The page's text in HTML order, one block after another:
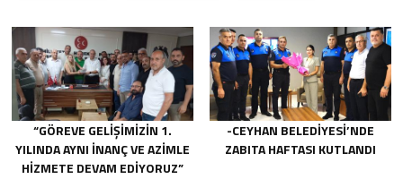
“GÖREVE GELIŞIMIZIN 1.
YILINDA AYNI INANÇ VE AZIMLE
HIZMETE DEVAM EDIYORUZ”
-CEYHAN BELEDIYESI’NDE
ZABITA HAFTASI KUTLANDI